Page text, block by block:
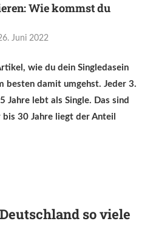
Wie kommst du
Juni 2022
wie du dein Singledasein
besten damit umgehst. Jeder 3.
Jahre lebt als Single. Das sind
30 Jahre liegt der Anteil
so viele